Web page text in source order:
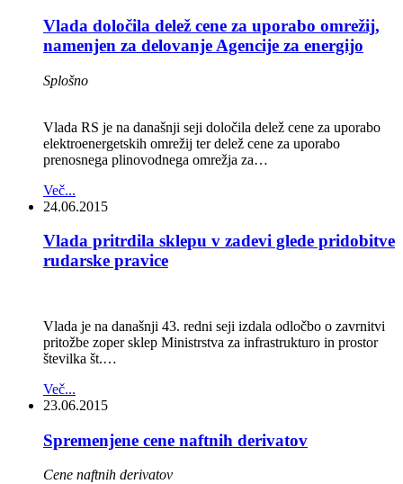
Vlada določila delež cene za uporabo omrežij,
namenjen za delovanje Agencije za energijo
Splošno
Vlada RS je na današnji seji določila delež cene za uporabo
elektroenergetskih omrežij ter delež cene za uporabo
prenosnega plinovodnega omrežja za…
Več...
24.06.2015
Vlada pritrdila sklepu v zadevi glede pridobitve
rudarske pravice
Vlada je na današnji 43. redni seji izdala odločbo o zavrnitvi
pritožbe zoper sklep Ministrstva za infrastrukturo in prostor
številka št.…
Več...
23.06.2015
Spremenjene cene naftnih derivatov
Cene naftnih derivatov